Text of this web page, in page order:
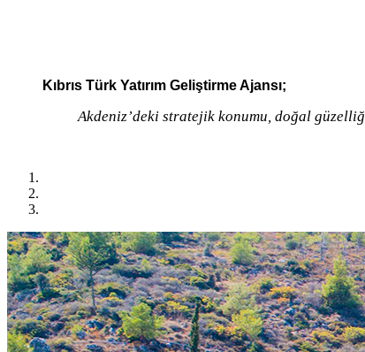
Kıbrıs Türk Yatırım Geliştirme Ajansı;
Akdeniz’deki stratejik konumu, doğal